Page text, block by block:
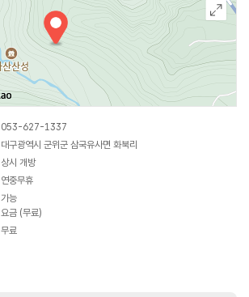
053-627-1337
대구광역시 군위군 삼국유사면 화북리
상시 개방
연중무휴
가능
요금 (무료)
무료